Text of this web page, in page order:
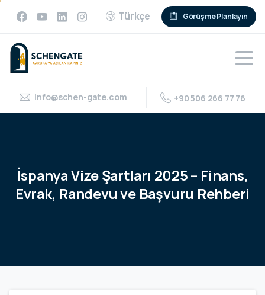
Türkçe Görüşme Planlayın
info@schen-gate.com +90 506 266 77 76
İspanyaVizeŞartları 2025– Finans,
Evrak, Randevuve Başvuru Rehberi